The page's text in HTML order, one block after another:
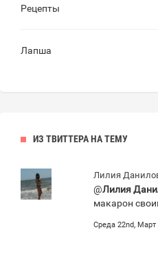
Рецепты
Лапша
ИЗ ТВИТТЕРА НА ТЕМУ
Лилия
@Лилия
макарон
Среда 22nd, Март